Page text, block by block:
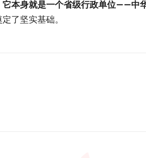
本身就是一个省级行政单位——中
了坚实基础。